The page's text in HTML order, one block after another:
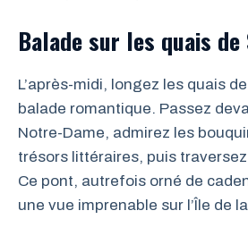
Balade sur les quais de
L’après-midi, longez les quais
balade romantique. Passez
Notre-Dame, admirez les
trésors littéraires, puis
Ce pont, autrefois orné de
une vue imprenable sur l’Île de